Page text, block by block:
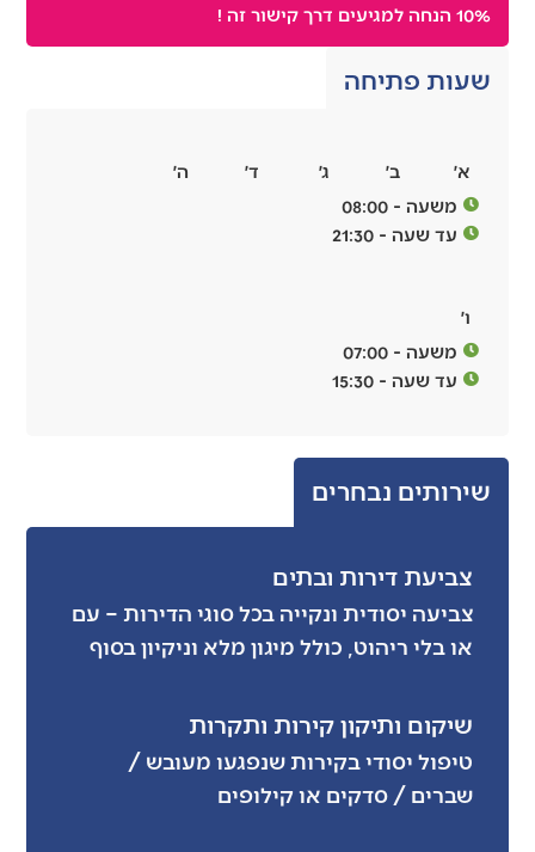
10% הנחה למגיעים דרך קישור זה !
שעות פתיחה
א׳ ב׳ ג׳ ד׳
ה׳
משעה - 08:00
עד שעה - 21:30
ו׳
משעה - 07:00
עד שעה - 15:30
שירותים נבחרים
צביעת דירות ובתים
צביעה יסודית ונקייה בכל סוגי הדירות – עם
או בלי ריהוט, כולל מיגון מלא וניקיון בסוף
שיקום ותיקון קירות ותקרות
טיפול יסודי בקירות שנפגעו מעובש /
שברים / סדקים או קילופים